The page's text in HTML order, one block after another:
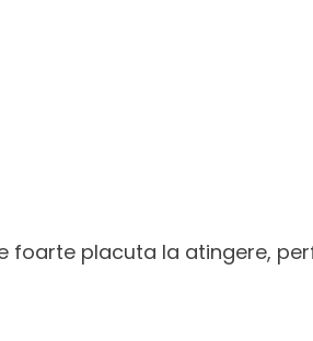
foarte placuta la atingere,